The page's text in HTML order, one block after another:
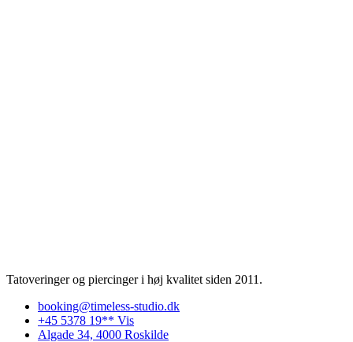
Tatoveringer og piercinger i høj kvalitet siden 2011.
booking@timeless-studio.dk
+45 5378 19** Vis
Algade 34, 4000 Roskilde